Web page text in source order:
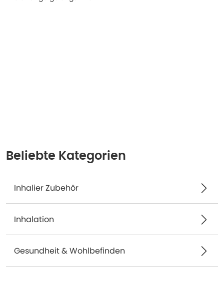
Beliebte Kategorien
Inhalier Zubehör
Inhalation
Gesundheit & Wohlbefinden